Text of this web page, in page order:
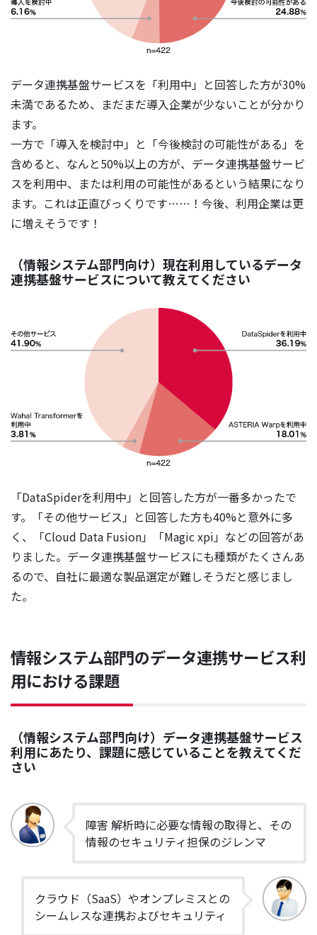
データ連携基盤サービスを「利用中」と回答した方が30%
未満であるため、まだまだ導入企業が少ないことが分かり
ます。
一方で「導入を検討中」と「今後検討の可能性がある」を
含めると、なんと50%以上の方が、データ連携基盤サービ
スを利用中、または利用の可能性があるという結果になり
ます。これは正直びっくりです……！今後、利用企業は更
に増えそうです！
（情報システム部門向け）現在利用しているデータ
連携基盤サービスについて教えてください
「DataSpiderを利用中」と回答した方が一番多かったで
す。「その他サービス」と回答した方も40%と意外に多
く、「Cloud Data Fusion」「Magic xpi」などの回答があ
りました。データ連携基盤サービスにも種類がたくさんあ
るので、自社に最適な製品選定が難しそうだと感じまし
た。
情報システム部門のデータ連携サービス利
用における課題
（情報システム部門向け）データ連携基盤サービス
利用にあたり、課題に感じていることを教えてくだ
さい
障害 解析時に必要な情報の取得と、その
情報のセキュリティ担保のジレンマ
クラウド（SaaS）やオンプレミスとの
シームレスな連携およびセキュリティ